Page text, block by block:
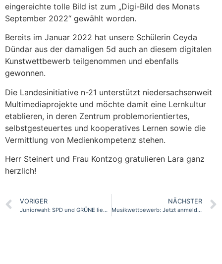
eingereichte tolle Bild ist zum „Digi-Bild des Monats
September 2022“ gewählt worden.
Bereits im Januar 2022 hat unsere Schülerin Ceyda
Dündar aus der damaligen 5d auch an diesem digitalen
Kunstwettbewerb teilgenommen und ebenfalls
gewonnen.
Die Landesinitiative n-21 unterstützt niedersachsenweit
Multimediaprojekte und möchte damit eine Lernkultur
etablieren, in deren Zentrum problemorientiertes,
selbstgesteuertes und kooperatives Lernen sowie die
Vermittlung von Medienkompetenz stehen.
Herr Steinert und Frau Kontzog gratulieren Lara ganz
herzlich!
VORIGER
Juniorwahl: SPD und GRÜNE liegen an der Humboldtschule vorne
NÄCHSTER
Musikwettbewerb: Jetzt anmelden!